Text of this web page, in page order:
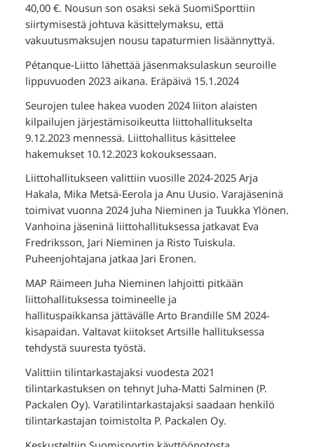
40,00 €. Nousun son osaksi sekä SuomiSporttiin
siirtymisestä johtuva käsittelymaksu, että
vakuutusmaksujen nousu tapaturmien lisäännyttyä.
Pétanque-Liitto lähettää jäsenmaksulaskun seuroille
lippuvuoden 2023 aikana. Eräpäivä 15.1.2024
Seurojen tulee hakea vuoden 2024 liiton alaisten
kilpailujen järjestämisoikeutta liittohallitukselta
9.12.2023 mennessä. Liittohallitus käsittelee
hakemukset 10.12.2023 kokouksessaan.
Liittohallitukseen valittiin vuosille 2024-2025 Arja
Hakala, Mika Metsä-Eerola ja Anu Uusio. Varajäseninä
toimivat vuonna 2024 Juha Nieminen ja Tuukka Ylönen.
Vanhoina jäseninä liittohallituksessa jatkavat Eva
Fredriksson, Jari Nieminen ja Risto Tuiskula.
Puheenjohtajana jatkaa Jari Eronen.
MAP Räimeen Juha Nieminen lahjoitti pitkään
liittohallituksessa toimineelle ja
hallituspaikkansa jättävälle Arto Brandille SM 2024-
kisapaidan. Valtavat kiitokset Artsille hallituksessa
tehdystä suuresta työstä.
Valittiin tilintarkastajaksi vuodesta 2021
tilintarkastuksen on tehnyt Juha-Matti Salminen (P.
Packalen Oy). Varatilintarkastajaksi saadaan henkilö
tilintarkastajan toimistolta P. Packalen Oy.